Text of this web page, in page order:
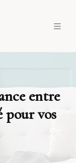
entre
vos